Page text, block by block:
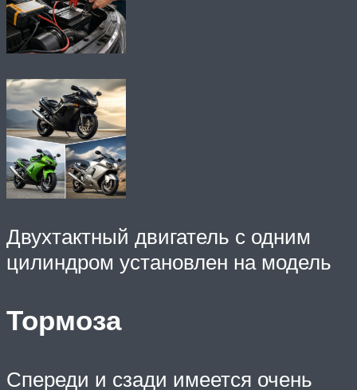
Двухтактный двигатель с одним
цилиндром установлен на модель
Тормоза
Спереди и сзади имеется очень